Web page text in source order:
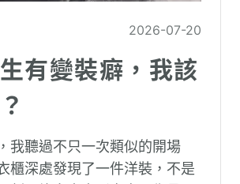
2026-07-20
有變裝癖，我該
我聽過不只一次類似的開場
櫃深處發現了一件洋裝，不是